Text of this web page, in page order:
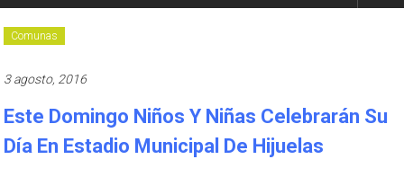
Información
Comunas
3 agosto, 2016
Este Domingo Niños Y Niñas Celebrarán Su
Día En Estadio Municipal De Hijuelas